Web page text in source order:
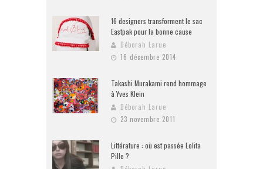
16 designers transforment le sac
Eastpak pour la bonne cause
Déborah Larue
16 décembre 2014
Takashi Murakami rend hommage
à Yves Klein
Déborah Larue
23 novembre 2011
Littérature : où est passée Lolita
Pille ?